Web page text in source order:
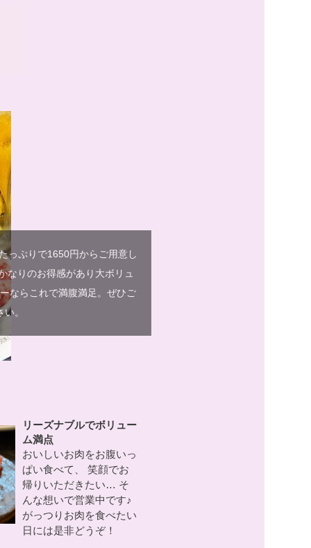
っぷりで1650円からご用意し
なりのお得感があり大ボリュ
ならこれで満腹満足。ぜひご
。
リーズナブルでボリュー
ム満点
おいしいお肉をお腹いっ
ぱい食べて、 笑顔でお
帰りいただきたい… そ
んな想いで営業中です♪
がっつりお肉を食べたい
日には是非どうぞ！